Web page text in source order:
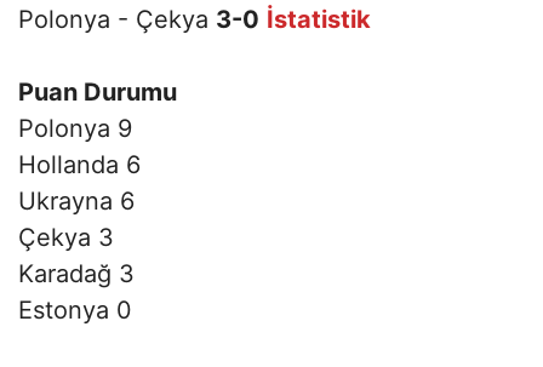
Polonya - Çekya 3-0 İstatistik
Puan Durumu
Polonya 9
Hollanda 6
Ukrayna 6
Çekya 3
Karadağ 3
Estonya 0